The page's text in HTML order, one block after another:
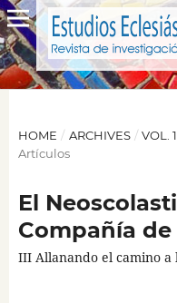
HOME / ARCHIVES / VOL.
Artículos
El
Compañía de
III Allanando el camino a